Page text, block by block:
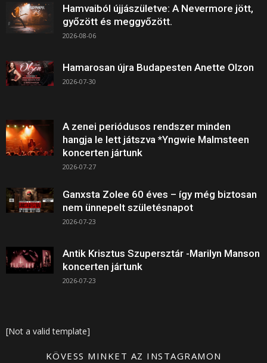
Hamvaiból újjászületve: A Nevermore jött,
győzött és meggyőzött.
2026-08-06
Hamarosan újra Budapesten Anette Olzon
2026-07-30
A zenei periódusos rendszer minden
hangja le lett játszva *Yngwie Malmsteen
koncerten jártunk
2026-07-27
Ganxsta Zolee 60 éves – így még biztosan
nem ünnepelt születésnapot
2026-07-23
Antik Krisztus Szupersztár -Marilyn Manson
koncerten jártunk
2026-07-23
[Not a valid template]
KÖVESS MINKET AZ INSTAGRAMON